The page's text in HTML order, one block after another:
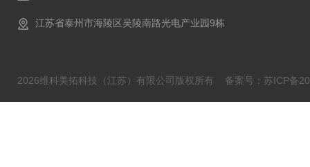
江苏省泰州市海陵区吴陵南路光电产业园9栋
2026维科美拓科技（江苏）有限公司版权所有 备案号：苏ICP备